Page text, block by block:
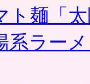
ト麺「
系ラー